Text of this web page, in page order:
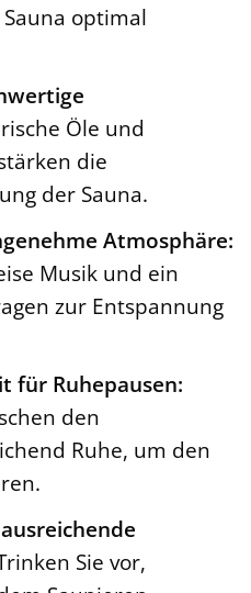
optimal
Öle und
die
der Sauna.
Atmosphäre:
Musik und ein
zur Entspannung
für Ruhepausen:
den
Ruhe, um den
Sie vor,